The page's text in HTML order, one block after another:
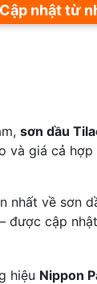
nhật từ
sơn dầu
giá cả
về sơn
– được cập
hiệu Nippon